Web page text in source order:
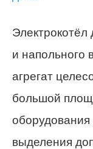
Электрокотёл
и напольного
агрегат
большой
оборудования
выделения